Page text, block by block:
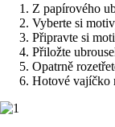
Z papírového
Vyberte si
Připravte si
Přiložte
Opatrně
Hotové vajíčko